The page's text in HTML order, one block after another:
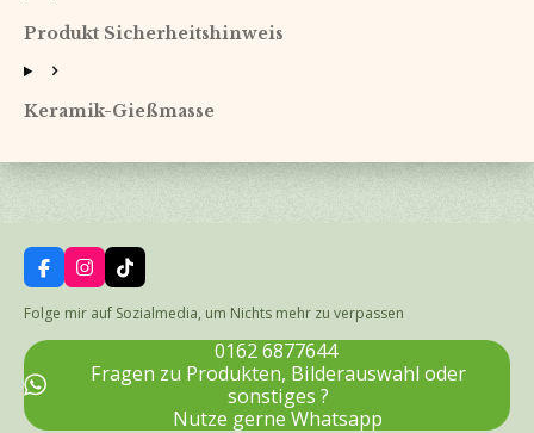
Produkt Sicherheitshinweis
Keramik-Gießmasse
F
a
c
e
b
o
k
I
n
s
a
T
i
k
o
Folge mir auf Sozialmedia, um Nichts mehr zu verpassen
0162 6877644
Fragen zu Produkten, Bilderauswahl oder
sonstiges ?
Nutze gerne Whatsapp